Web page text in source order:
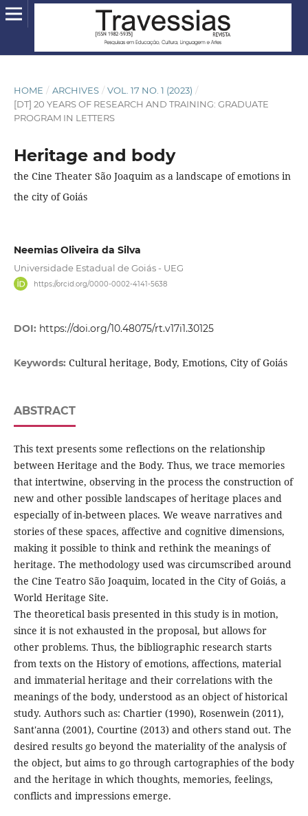
HOME / ARCHIVES / VOL. 17 NO. 1 (2023) /
[DT] 20 YEARS OF RESEARCH AND TRAINING: GRADUATE
PROGRAM IN LETTERS
Heritage and body
the Cine Theater São Joaquim as a landscape of emotions in
the city of Goiás
Neemias Oliveira da Silva
Universidade Estadual de Goiás - UEG
https://orcid.org/0000-0002-4141-5638
DOI: https://doi.org/10.48075/rt.v17i1.30125
Keywords: Cultural heritage, Body, Emotions, City of Goiás
ABSTRACT
This text presents some reflections on the relationship
between Heritage and the Body. Thus, we trace memories
that intertwine, observing in the process the construction of
new and other possible landscapes of heritage places and
especially of in-between places. We weave narratives and
stories of these spaces, affective and cognitive dimensions,
making it possible to think and rethink the meanings of
heritage. The methodology used was circumscribed around
the Cine Teatro São Joaquim, located in the City of Goiás, a
World Heritage Site.
The theoretical basis presented in this study is in motion,
since it is not exhausted in the proposal, but allows for
other problems. Thus, the bibliographic research starts
from texts on the History of emotions, affections, material
and immaterial heritage and their correlations with the
meanings of the body, understood as an object of historical
study. Authors such as: Chartier (1990), Rosenwein (2011),
Sant'anna (2001), Courtine (2013) and others stand out. The
desired results go beyond the materiality of the analysis of
the object, but aims to go through cartographies of the body
and the heritage in which thoughts, memories, feelings,
conflicts and impressions emerge.